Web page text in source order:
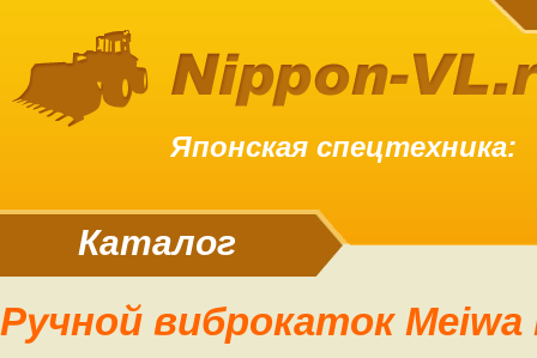
Японская спецтехника:
Каталог
Ручной виброкаток Meiwa